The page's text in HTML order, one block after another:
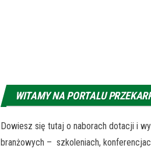
WITAMY NA PORTALU
Dowiesz się tutaj o naborach dotacji i
branżowych – szkoleniach,